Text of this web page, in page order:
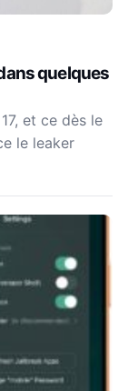
quelques
et ce dès le
le leaker